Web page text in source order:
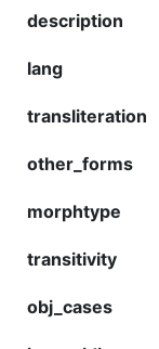
description
lang
transliteration
other_forms
morphtype
transitivity
obj_cases